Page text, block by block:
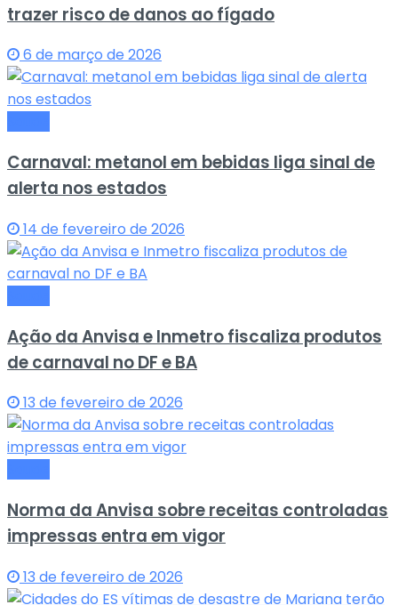
trazer risco de danos ao fígado
6 de março de 2026
Carnaval: metanol em bebidas liga sinal de
alerta nos estados
14 de fevereiro de 2026
Ação da Anvisa e Inmetro fiscaliza produtos
de carnaval no DF e BA
13 de fevereiro de 2026
Norma da Anvisa sobre receitas controladas
impressas entra em vigor
13 de fevereiro de 2026